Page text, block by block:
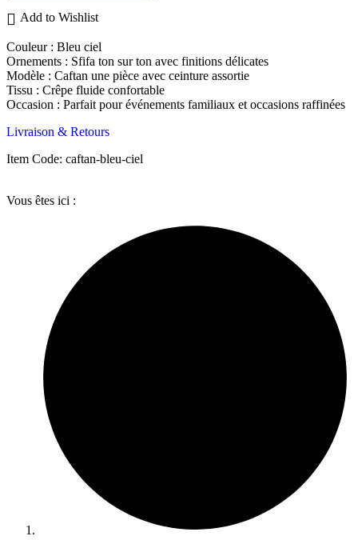
Add to Wishlist
Couleur : Bleu ciel
Ornements : Sfifa ton sur ton avec finitions délicates
Modèle : Caftan une pièce avec ceinture assortie
Tissu : Crêpe fluide confortable
Occasion : Parfait pour événements familiaux et occasions raffinées
Livraison & Retours
Item Code: caftan-bleu-ciel
Vous êtes ici :